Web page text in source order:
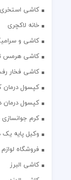
کاشی استخری
خانه لاکچری
کاشی و
کاشی هرمس
کاشی فخار
کپسول درمان
کپسول درمان
کرم
وکیل پایه
فروشگاه
کاشی البرز